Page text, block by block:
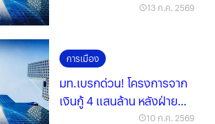
13 ก.ค. 2569
การเมือง
มท.เบรกด่วน! โครงการจาก
เงินกู้ 4 แสนล้าน หลังฝ่าย
10 ก.ค. 2569